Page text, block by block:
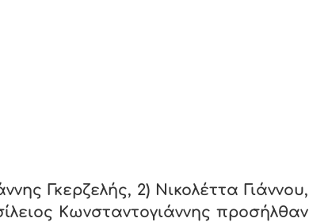
Γκερζελής, 2) Νικολέττα Γιάννου,
Κωνσταντογιάννης προσήλθαν